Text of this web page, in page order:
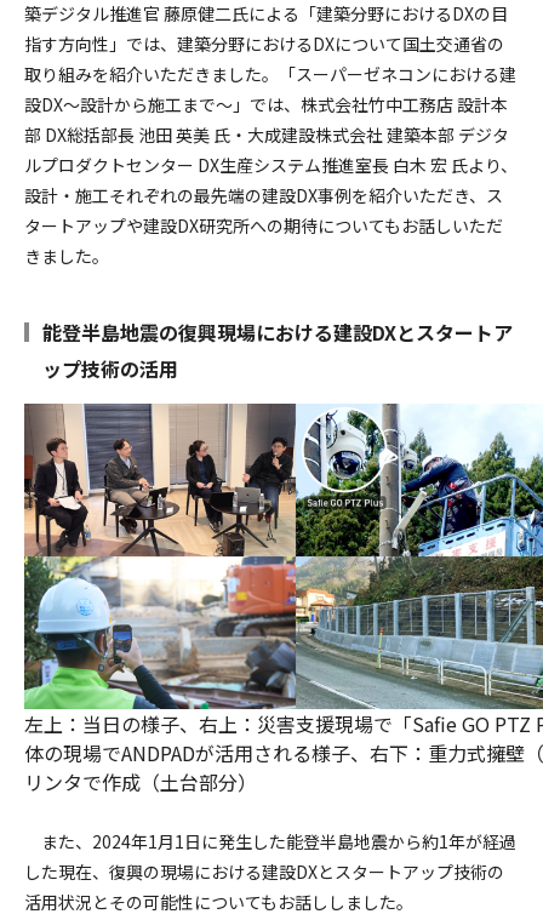
築デジタル推進官 藤原健二氏による「建築分野におけるDXの目
指す方向性」では、建築分野におけるDXについて国土交通省の
取り組みを紹介いただきました。「スーパーゼネコンにおける建
設DX〜設計から施工まで〜」では、株式会社竹中工務店 設計本
部 DX総括部長 池田 英美 氏・大成建設株式会社 建築本部 デジタ
ルプロダクトセンター DX生産システム推進室長 白木 宏 氏より、
設計・施工それぞれの最先端の建設DX事例を紹介いただき、ス
タートアップや建設DX研究所への期待についてもお話しいただ
きました。
能登半島地震の復興現場における建設DXとスタートア
ップ技術の活用
左上：当日の様子、右上：災害支援現場で「Safie GO
体の現場でANDPADが活用される様子、右下：重力式擁壁
リンタで作成（土台部分）
また、2024年1月1日に発生した能登半島地震から約1年が経過
した現在、復興の現場における建設DXとスタートアップ技術の
活用状況とその可能性についてもお話ししました。